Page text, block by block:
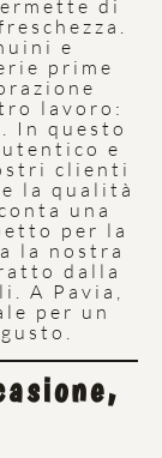
di
e
prime
lavoro:
In questo
e
clienti
la qualità
una
per la
la nostra
dalla
A Pavia,
per un